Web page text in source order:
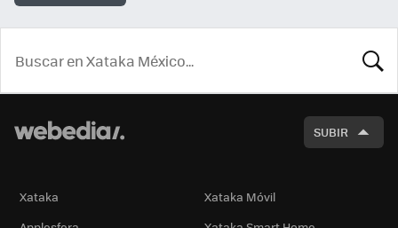
SUBIR
Xataka
Xataka Móvil